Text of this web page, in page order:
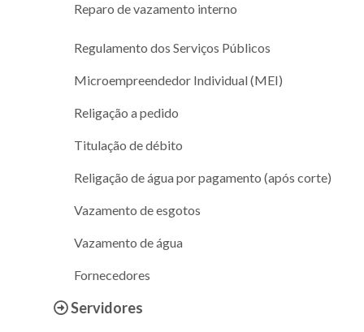
Reparo de vazamento interno
Regulamento dos Serviços Públicos
Microempreendedor Individual (MEI)
Religação a pedido
Titulação de débito
Religação de água por pagamento (após corte)
Vazamento de esgotos
Vazamento de água
Fornecedores
Servidores